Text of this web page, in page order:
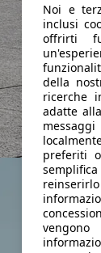
Noi e
inclusi
offrirti
della
ricerche
adatte
preferiti